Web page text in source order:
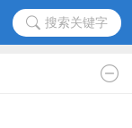
搜索关键字